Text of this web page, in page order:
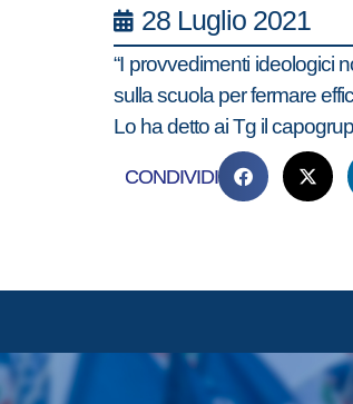
28 Luglio 2021
“I provvedimenti ideologici
sulla scuola per fermare
Lo ha detto ai Tg il
CONDIVIDI